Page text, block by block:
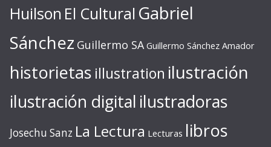
Huilson El Cultural Gabriel
Sánchez Guillermo SA Guillermo Sánchez Amador
historietas illustration ilustración
ilustración digital ilustradoras
Josechu Sanz La Lectura Lecturas libros